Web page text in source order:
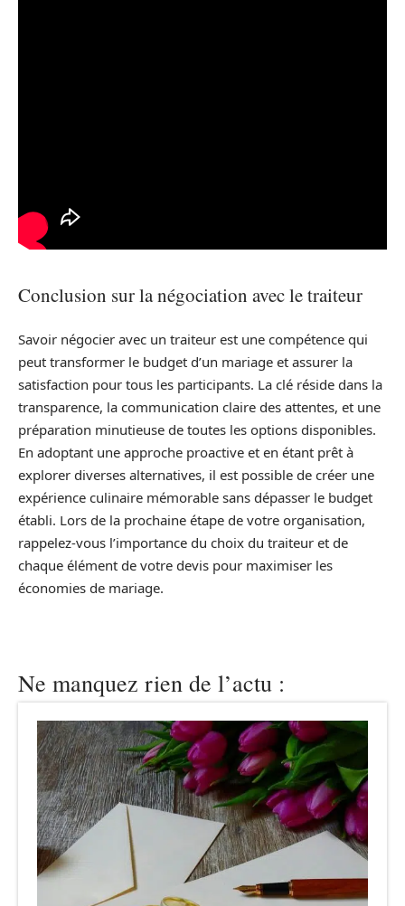
Conclusion sur la négociation avec le traiteur
Savoir négocier avec un traiteur est une compétence qui
peut transformer le budget d’un mariage et assurer la
satisfaction pour tous les participants. La clé réside dans la
transparence, la communication claire des attentes, et une
préparation minutieuse de toutes les options disponibles.
En adoptant une approche proactive et en étant prêt à
explorer diverses alternatives, il est possible de créer une
expérience culinaire mémorable sans dépasser le budget
établi. Lors de la prochaine étape de votre organisation,
rappelez-vous l’importance du choix du traiteur et de
chaque élément de votre devis pour maximiser les
économies de mariage.
Ne manquez rien de l’actu :